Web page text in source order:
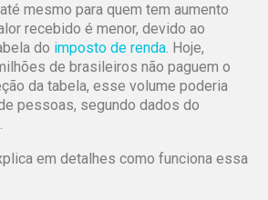
mesmo para quem tem aumento
recebido é menor, devido ao
do imposto de renda. Hoje,
de brasileiros não paguem o
da tabela, esse volume poderia
pessoas, segundo dados do
em detalhes como funciona essa